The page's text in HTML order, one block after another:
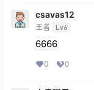
csavas12
王者 Lv6
6666
0 0